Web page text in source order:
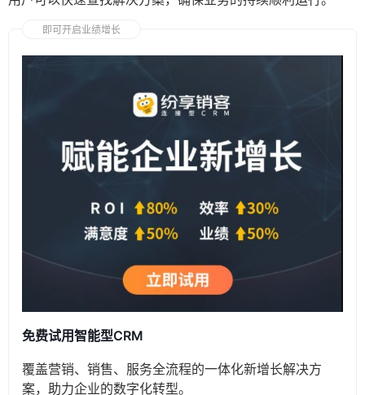
即可开启业绩增长
免费试用智能型CRM
覆盖营销、销售、服务全流程的一体化新增长解决方
案，助力企业的数字化转型。